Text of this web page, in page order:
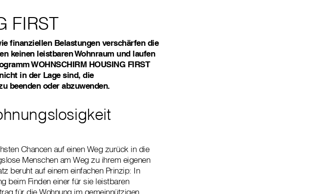
FIRST
finanziellen Belastungen verschärfen die
keinen leistbaren Wohnraum und laufen
WOHNSCHIRM HOUSING FIRST
in der Lage sind, die
beenden oder abzuwenden.
Chancen auf einen Weg zurück in die
Menschen am Weg zu ihrem eigenen
beruht auf einem einfachen Prinzip: In
beim Finden einer für sie leistbaren
für die Wohnung im gemeinnützigen